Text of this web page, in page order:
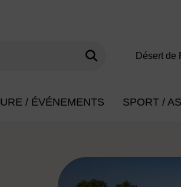
Lancer laDésert de
/ ÉVÉNEMENTS SPORT /